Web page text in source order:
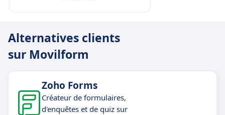
Alternatives clients
sur Movilform
Zoho Forms
Créateur de formulaires,
d'enquêtes et de quiz sur